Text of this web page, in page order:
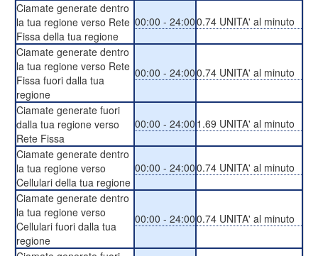
Ciamate generate dentro
la tua regione verso Rete
Fissa della tua regione
00:00 - 24:000.74 UNITA' al minuto
Ciamate generate dentro
la tua regione verso Rete
Fissa fuori dalla tua
regione
00:00 - 24:000.74 UNITA' al minuto
Ciamate generate fuori
dalla tua regione verso
Rete Fissa
00:00 - 24:00 1.69 UNITA' al minuto
Ciamate generate dentro
la tua regione verso
Cellulari della tua regione
00:00 - 24:000.74 UNITA' al minuto
Ciamate generate dentro
la tua regione verso
Cellulari fuori dalla tua
regione
00:00 - 24:000.74 UNITA' al minuto